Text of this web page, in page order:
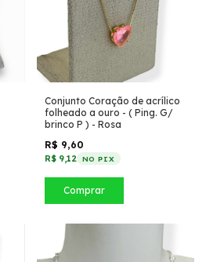
Conjunto Coração de acrílico
folheado a ouro - ( Ping. G/
brinco P ) - Rosa
R$ 9,60
R$ 9,12 NO PIX
Comprar